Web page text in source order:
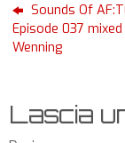
Sounds Of
Episode 037
Wenning
Lascia